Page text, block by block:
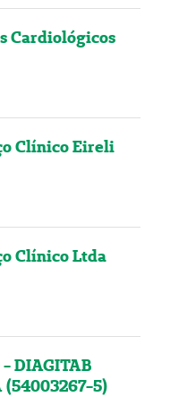
Cardiológicos
Clínico Eireli
Clínico Ltda
- DIAGITAB
(54003267-5)